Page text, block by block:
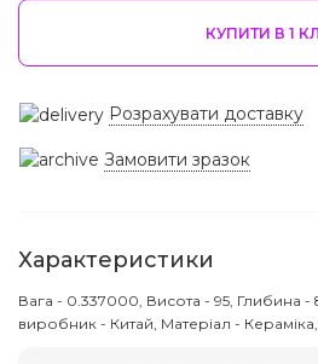
КУПИТИ В 1
Розрахувати доставку
Замовити зразок
Характеристики
Вага - 0.337000, Висота - 95, Глибина -
виробник - Китай, Матеріал -